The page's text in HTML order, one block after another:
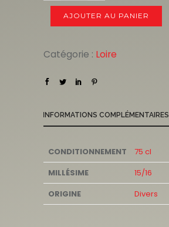
AJOUTER AU PANIER
Catégorie : Loire
INFORMATIONS COMPLÉMENTAIRES
CONDITIONNEMENT
75 cl
MILLÉSIME
15/16
ORIGINE
Divers